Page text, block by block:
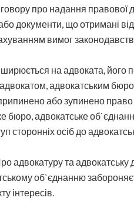
про надання
що отримані від
вимог
на адвоката, його
адвокатським
або зупинено право
бюро, адвокатське
осіб до
адвокатуру та адвокатську
об`єднанню
інтересів.